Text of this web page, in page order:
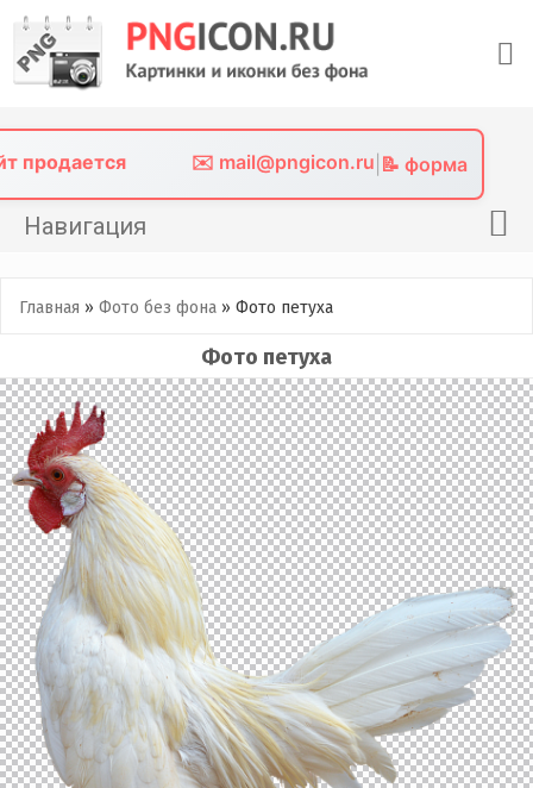
content
продается ✉️ mail@pngicon.ru 📝 форма
Навигация
Png иконки
Фото без фона
Контакты
Главная » Фото без фона » Фото петуха
Фото петуха